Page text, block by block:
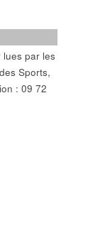
lues par les
Sports,
: 09 72